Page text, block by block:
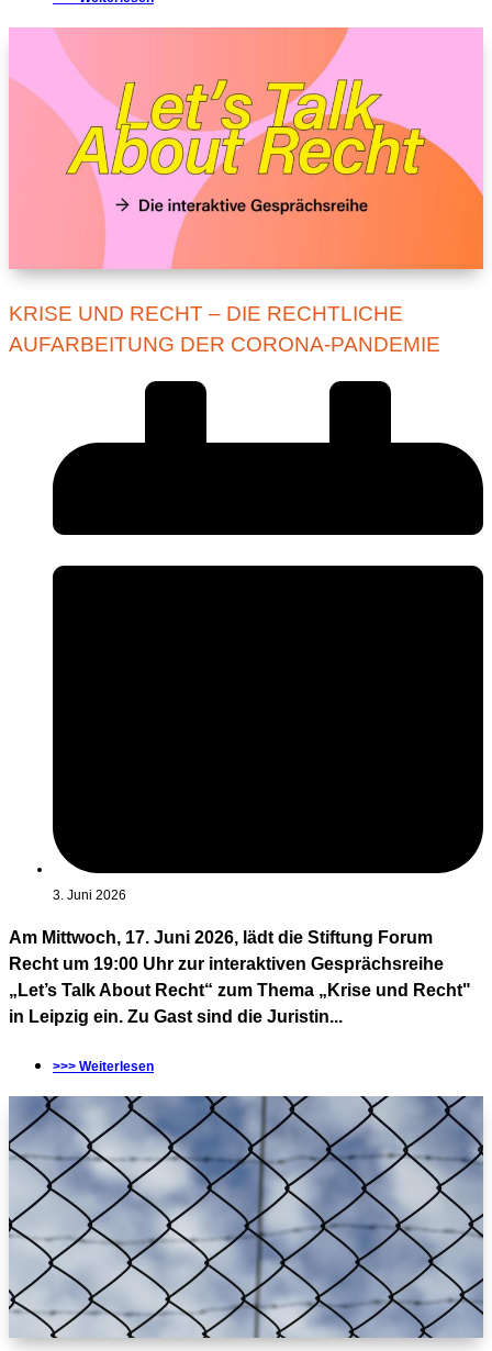
KRISE UND RECHT – DIE RECHTLICHE
AUFARBEITUNG DER CORONA-PANDEMIE
3. Juni 2026
Am Mittwoch, 17. Juni 2026, lädt die Stiftung Forum
Recht um 19:00 Uhr zur interaktiven Gesprächsreihe
„Let’s Talk About Recht“ zum Thema „Krise und Recht"
in Leipzig ein. Zu Gast sind die Juristin...
>>> Weiterlesen